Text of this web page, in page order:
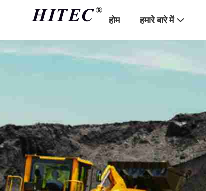
होम हमारे बारे में